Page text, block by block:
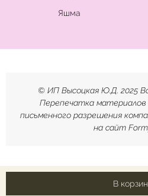
В
Яшма
© ИП Высоцкая Ю.Д. 2025
Перепечатка
письменного разрешения
на сайт
Made on